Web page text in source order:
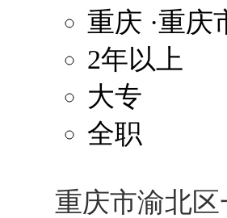
重庆 ·重庆
2年以上
大专
全职
重庆市渝北